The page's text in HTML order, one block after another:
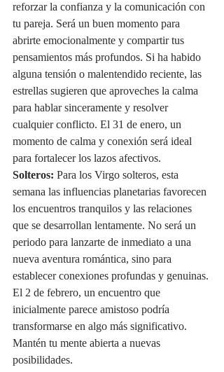
reforzar la confianza y la comunicación con
tu pareja. Será un buen momento para
abrirte emocionalmente y compartir tus
pensamientos más profundos. Si ha habido
alguna tensión o malentendido reciente, las
estrellas sugieren que aproveches la calma
para hablar sinceramente y resolver
cualquier conflicto. El 31 de enero, un
momento de calma y conexión será ideal
para fortalecer los lazos afectivos.
Solteros: Para los Virgo solteros, esta
semana las influencias planetarias favorecen
los encuentros tranquilos y las relaciones
que se desarrollan lentamente. No será un
periodo para lanzarte de inmediato a una
nueva aventura romántica, sino para
establecer conexiones profundas y genuinas.
El 2 de febrero, un encuentro que
inicialmente parece amistoso podría
transformarse en algo más significativo.
Mantén tu mente abierta a nuevas
posibilidades.